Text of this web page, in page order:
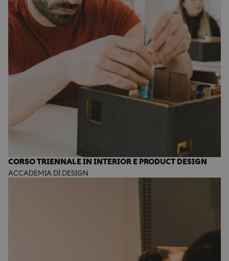
CORSO TRIENNALE IN INTERIOR E PRODUCT DESIGN
ACCADEMIA DI DESIGN